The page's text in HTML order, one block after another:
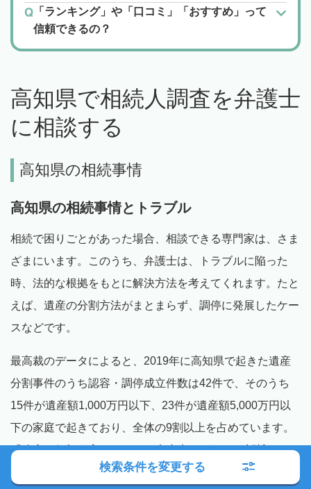
「ランキング」や「口コミ」「おすすめ」って
信頼できるの？
高知県で相続人調査を弁護士
に相談する
高知県の相続事情
高知県の相続事情とトラブル
相続で困りごとがあった場合、相談できる専門家は、さま
ざまにいます。このうち、弁護士は、トラブルに陥った
時、法的な根拠をもとに解決方法を考えてくれます。たと
えば、遺産の分割方法がまとまらず、調停に発展したケー
スなどです。
最高裁のデータによると、2019年に高知県で起きた遺産
分割事件のうち認容・調停成立件数は42件で、そのうち
15件が遺産額1,000万円以下、23件が遺産額5,000万円以
下の家庭で起きており、全体の9割以上を占めています。
「遺産の価額が高くないから大丈夫だろう」と判断するの
ではなく、円満に相続を終えるにはどうしたらいいのだろ
検索条件を変更する